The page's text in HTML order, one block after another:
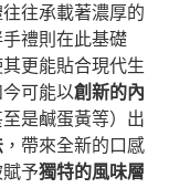
往承載著濃厚的
禮則在此基礎
其更能貼合現代生
可能以創新的內
是鹹蛋黃等）出
，帶來全新的口感
予獨特的風味層